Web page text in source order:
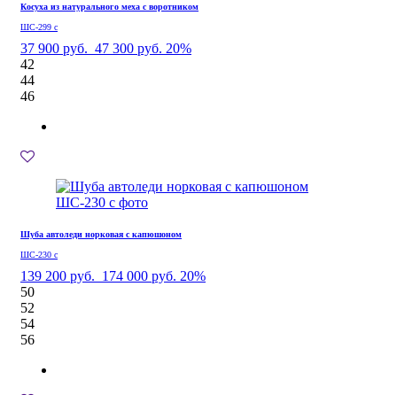
Косуха из натурального меха с воротником
ШС-299 с
37 900 руб. 47 300 руб. 20%
42
44
46
Шуба автоледи норковая с капюшоном
ШС-230 с
139 200 руб. 174 000 руб. 20%
50
52
54
56